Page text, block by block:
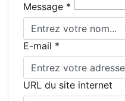
Message *
E-mail *
URL du site internet